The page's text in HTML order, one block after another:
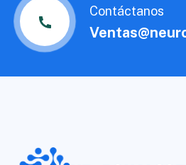
Contáctanos